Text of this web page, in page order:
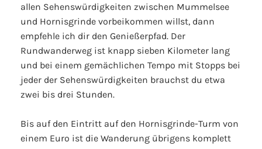
allen Sehenswürdigkeiten zwischen Mummelsee
und Hornisgrinde vorbeikommen willst, dann
empfehle ich dir den Genießerpfad. Der
Rundwanderweg ist knapp sieben Kilometer lang
und bei einem gemächlichen Tempo mit Stopps bei
jeder der Sehenswürdigkeiten brauchst du etwa
zwei bis drei Stunden.
Bis auf den Eintritt auf den Hornisgrinde-Turm von
einem Euro ist die Wanderung übrigens komplett